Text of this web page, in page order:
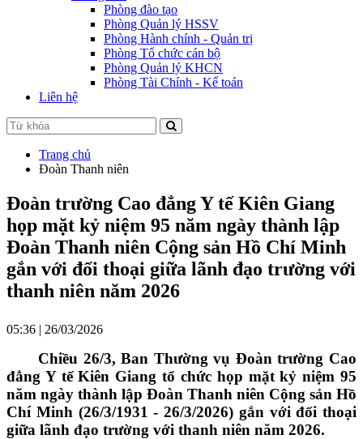
Phòng đào tạo
Phòng Quản lý HSSV
Phòng Hành chính - Quản trị
Phòng Tổ chức cán bộ
Phòng Quản lý KHCN
Phòng Tài Chính - Kế toán
Liên hệ
Trang chủ
Đoàn Thanh niên
Đoàn trường Cao đẳng Y tế Kiên Giang
họp mặt kỷ niệm 95 năm ngày thành lập
Đoàn Thanh niên Cộng sản Hồ Chí Minh
gắn với đối thoại giữa lãnh đạo trường với
thanh niên năm 2026
05:36 | 26/03/2026
Chiều 26/3, Ban Thường vụ Đoàn trường Cao
đẳng Y tế Kiên Giang tổ chức họp mặt kỷ niệm 95
năm ngày thành lập Đoàn Thanh niên Cộng sản Hồ
Chí Minh (26/3/1931 - 26/3/2026) gắn với đối thoại
giữa lãnh đạo trường với thanh niên năm 2026.